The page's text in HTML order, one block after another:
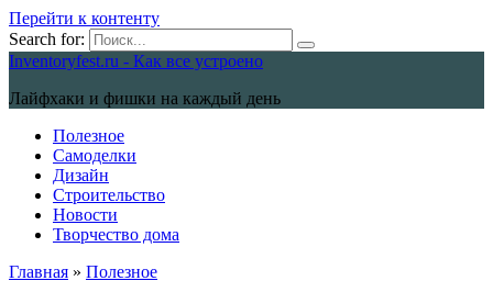
Перейти к контенту
Search for:
Inventoryfest.ru - Как все устроено
Лайфхаки и фишки на каждый день
Полезное
Самоделки
Дизайн
Строительство
Новости
Творчество дома
Главная » Полезное